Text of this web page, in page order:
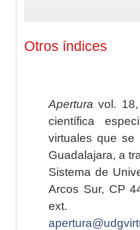
Otros índices
Apertura vol.
científica
virtuales que se
Guadalajara, a
Sistema de
Arcos Sur, CP
ext.